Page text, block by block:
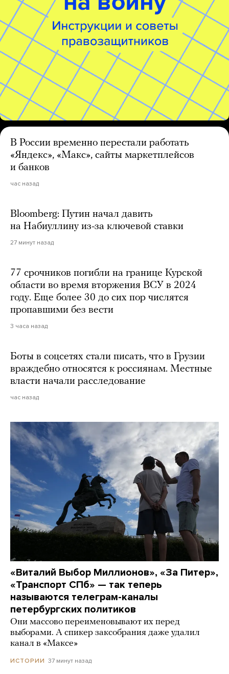
В России временно перестали работать
«Яндекс», «Макс», сайты маркетплейсов
и банков
час назад
Bloomberg: Путин начал давить
на Набиуллину из-за ключевой ставки
27 минут назад
77 срочников погибли на границе Курской
области во время вторжения ВСУ в 2024
году. Еще более 30 до сих пор числятся
пропавшими без вести
3 часа назад
Боты в соцсетях стали писать, что в Грузии
враждебно относятся к россиянам. Местные
власти начали расследование
час назад
«Виталий Выбор Миллионов», «За Питер»,
«Транспорт СПб» — так теперь
называются телеграм-каналы
петербургских политиков
Они массово переименовывают их перед
выборами. А спикер заксобрания даже удалил
канал в «Максе»
ИСТОРИИ 37 минут назад